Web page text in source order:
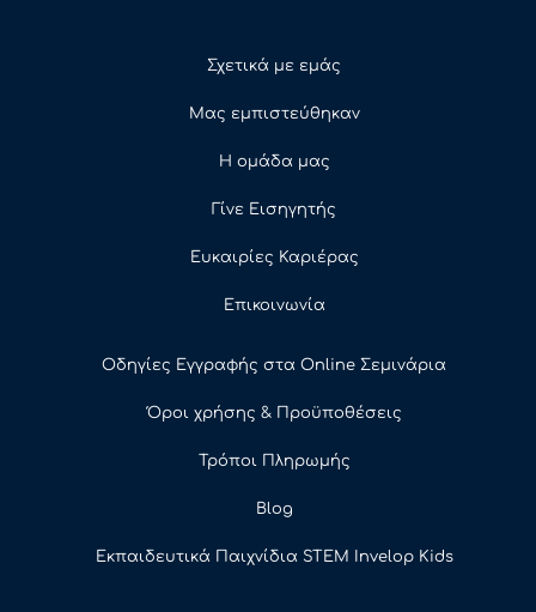
Σχετικά με εμάς
Μας εμπιστεύθηκαν
Η ομάδα μας
Γίνε Εισηγητής
Ευκαιρίες Καριέρας
Επικοινωνία
Οδηγίες Εγγραφής στα Online Σεμινάρια
Όροι χρήσης & Προϋποθέσεις
Τρόποι Πληρωμής
Blog
Εκπαιδευτικά Παιχνίδια STEM Invelop Kids